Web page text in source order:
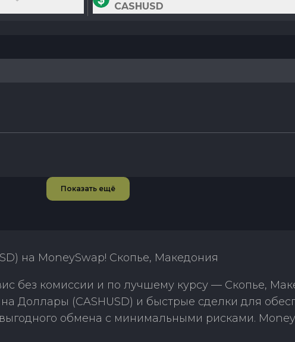
CASHUSD
Показать ещё
на MoneySwap! Скопье, Македония
без комиссии и по лучшему курсу — Скопье,
Доллары (CASHUSD) и быстрые сделки для
обмена с минимальными рисками.